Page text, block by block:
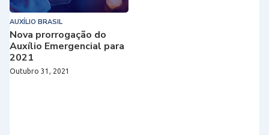
AUXÍLIO BRASIL
Nova prorrogação do
Auxílio Emergencial para
2021
Outubro 31, 2021